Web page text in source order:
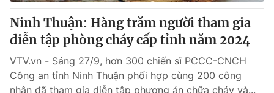
Ninh Thuận: Hàng trăm người tham gia
diễn tập phòng cháy cấp tỉnh năm 2024
VTV.vn - Sáng 27/9, hơn 300 chiến sĩ PCCC-CNCH
Công an tỉnh Ninh Thuận phối hợp cùng 200 công
nhân đã tham gia diễn tập phương án chữa cháy và...